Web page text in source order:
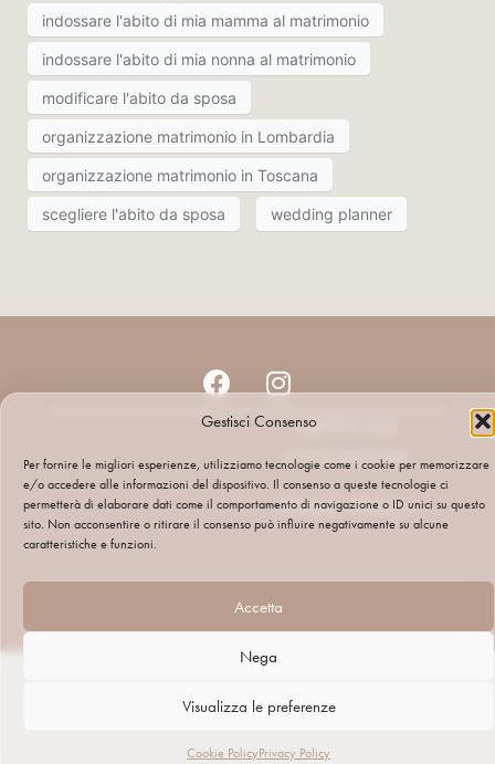
Gestisci Consenso
Per fornire le migliori esperienze, utilizziamo tecnologie come i cookie per memorizzare
e/o accedere alle informazioni del dispositivo. Il consenso a queste tecnologie ci
permetterà di elaborare dati come il comportamento di navigazione o ID unici su questo
sito. Non acconsentire o ritirare il consenso può influire negativamente su alcune
caratteristiche e funzioni.
Accetta
Nega
Visualizza le preferenze
Cookie PolicyPrivacy Policy
indossare l'abito di mia mamma al matrimonio
indossare l'abito di mia nonna al matrimonio
modificare l'abito da sposa
organizzazione matrimonio in Lombardia
organizzazione matrimonio in Toscana
scegliere l'abito da sposa wedding planner
PARTITA IVA:
01731820195
PRIVACY POLICY